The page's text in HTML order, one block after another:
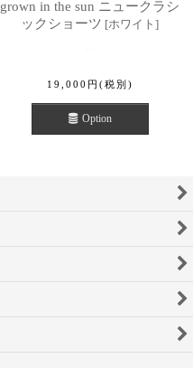
grown in the sun ニュークラシ
ックショーツ [ホワイト ]
19,000 円 (税別)
Option